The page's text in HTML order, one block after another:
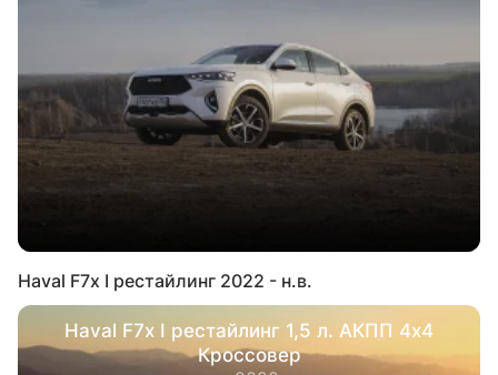
Haval F7x I рестайлинг 2022 - н.в.
Haval F7x I рестайлинг 1,5 л. АКПП 4х4
Кроссовер